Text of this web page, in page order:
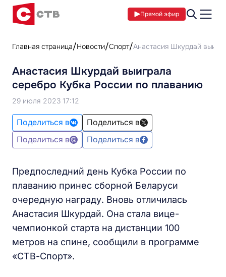
Прямой эфир
Главная страница Новости Спорт Анастасия Шкурдай
Анастасия Шкурдай выиграла
серебро Кубка России по плаванию
29 июля 2023 17:12
Поделиться в
Поделиться в
Поделиться в
Поделиться в
Предпоследний день Кубка России по
плаванию принес сборной Беларуси
очередную награду. Вновь отличилась
Анастасия Шкурдай. Она стала вице-
чемпионкой старта на дистанции 100
метров на спине, сообщили в программе
«СТВ-Спорт».